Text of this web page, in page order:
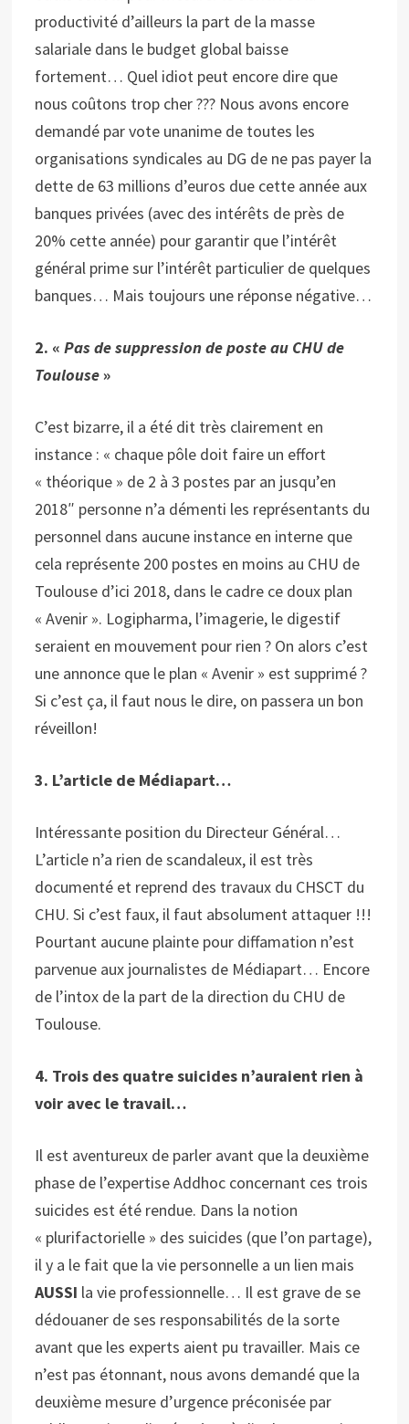
productivité d’ailleurs la part de la masse
salariale dans le budget global baisse
fortement… Quel idiot peut encore dire que
nous coûtons trop cher ??? Nous avons encore
demandé par vote unanime de toutes les
organisations syndicales au DG de ne pas payer la
dette de 63 millions d’euros due cette année aux
banques privées (avec des intérêts de près de
20% cette année) pour garantir que l’intérêt
général prime sur l’intérêt particulier de quelques
banques… Mais toujours une réponse négative…
2. «Pas de suppression de poste au CHU de
Toulouse»
C’est bizarre, il a été dit très clairement en
instance : « chaque pôle doit faire un effort
« théorique » de 2 à 3 postes par an jusqu’en
2018″ personne n’a démenti les représentants du
personnel dans aucune instance en interne que
cela représente 200 postes en moins au CHU de
Toulouse d’ici 2018, dans le cadre ce doux plan
« Avenir ». Logipharma, l’imagerie, le digestif
seraient en mouvement pour rien ? On alors c’est
une annonce que le plan « Avenir » est supprimé ?
Si c’est ça, il faut nous le dire, on passera un bon
réveillon!
3. L’article de Médiapart…
Intéressante position du Directeur Général…
L’article n’a rien de scandaleux, il est très
documenté et reprend des travaux du CHSCT du
CHU. Si c’est faux, il faut absolument attaquer !!!
Pourtant aucune plainte pour diffamation n’est
parvenue aux journalistes de Médiapart… Encore
de l’intox de la part de la direction du CHU de
Toulouse.
4. Trois des quatre suicides n’auraient rien à
voir avec le travail…
Il est aventureux de parler avant que la deuxième
phase de l’expertise Addhoc concernant ces trois
suicides est été rendue. Dans la notion
« plurifactorielle » des suicides (que l’on partage),
il y a le fait que la vie personnelle a un lien mais
AUSSI la vie professionnelle… Il est grave de se
dédouaner de ses responsabilités de la sorte
avant que les experts aient pu travailler. Mais ce
n’est pas étonnant, nous avons demandé que la
deuxième mesure d’urgence préconisée par